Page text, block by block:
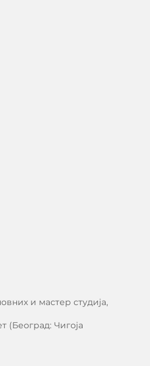
и мастер студија,
(Београд: Чигоја